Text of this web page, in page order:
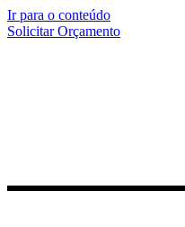
Ir para o conteúdo
Solicitar Orçamento